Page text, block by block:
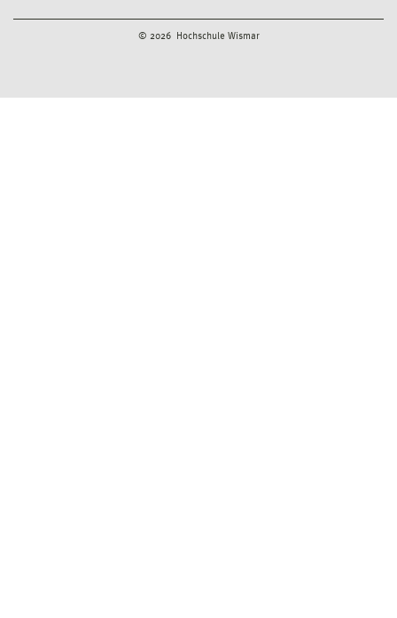
© 2026 Hochschule Wismar